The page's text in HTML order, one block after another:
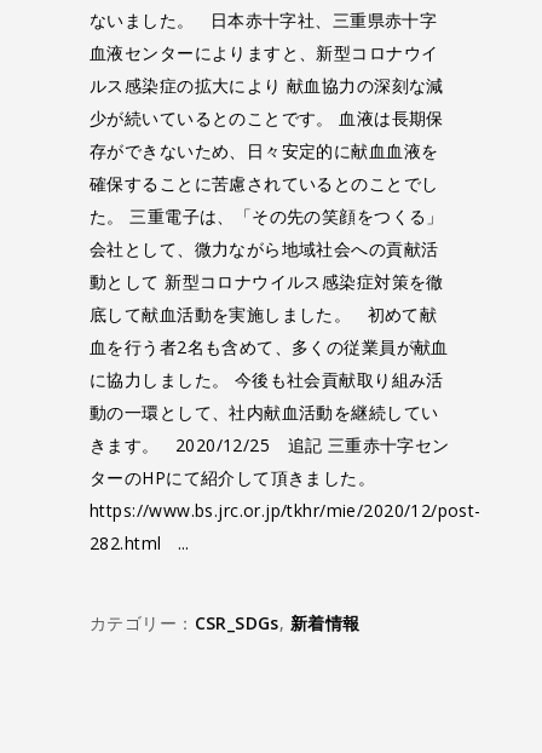
ないました。 日本赤十字社、三重県赤十字
血液センターによりますと、新型コロナウイ
ルス感染症の拡大により 献血協力の深刻な減
少が続いているとのことです。 血液は長期保
存ができないため、日々安定的に献血血液を
確保することに苦慮されているとのことでし
た。 三重電子は、「その先の笑顔をつくる」
会社として、微力ながら地域社会への貢献活
動として 新型コロナウイルス感染症対策を徹
底して献血活動を実施しました。 初めて献
血を行う者2名も含めて、多くの従業員が献血
に協力しました。 今後も社会貢献取り組み活
動の一環として、社内献血活動を継続してい
きます。 2020/12/25 追記 三重赤十字セン
ターのHPにて紹介して頂きました。
https://www.bs.jrc.or.jp/tkhr/mie/2020/12/post-
282.html
カテゴリー： CSR_SDGs, 新着情報